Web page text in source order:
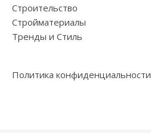
Строительство
Стройматериалы
Тренды и Стиль
Политика конфиденциальности